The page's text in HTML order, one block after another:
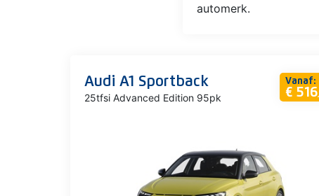
automerk.
Vanaf:
€ 516
Audi A1 Sportback
25tfsi Advanced Edition 95pk